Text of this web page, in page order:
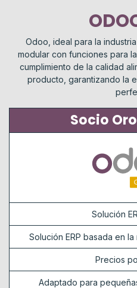
Odoo, ideal para la
modular con funciones para
cumplimiento de la calidad
producto, garantizando la
Socio
Solución
Solución ERP basada en
Precios
Adaptado para